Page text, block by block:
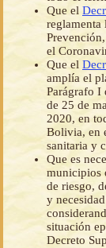
Que el
reglamenta
el
Que el
amplía el
Parágrafo I
de 25 de
2020, en
Bolivia, en
sanitaria y
Que es
municipios
de riesgo,
y
situación
Decreto